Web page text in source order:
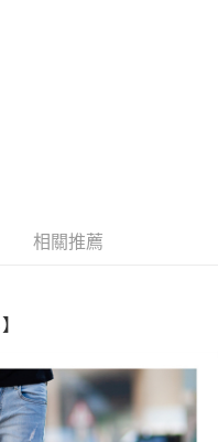
的支付方式。 讓您購物簡單
將跳轉至「AFTEE先享後付」
可完成結帳。
。
費
相關推薦